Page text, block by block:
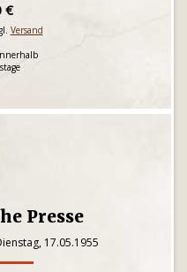
€
Versand
Presse
17.05.1955